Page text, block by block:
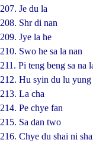
207. Je du la
208. Shr di nan
209. Jye la he
210. Swo he sa la nan
211. Pi teng beng sa na
212. Hu syin du lu yung
213. La cha
214. Pe chye fan
215. Sa dan two
216. Chye du shai ni